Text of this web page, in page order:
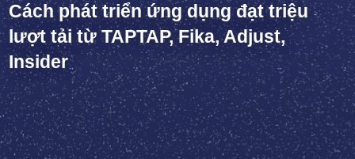
Cách phát triển ứng dụng đạt triệu
lượt tải từ TAPTAP, Fika, Adjust,
Insider